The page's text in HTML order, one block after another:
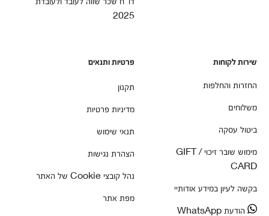
2025
שירות לקוחות
החזרות והחלפות
משלוחים
ביטול עסקה
מימוש שובר זיכוי / GIFT
CARD
בקשה לעיון במידע אודותיי
הודעת WhatsApp
פרטיות ותנאים
תקנון
מדיניות פרטיות
תנאי שימוש
הצהרת נגישות
נהל קובצי Cookie של האתר
מפת אתר